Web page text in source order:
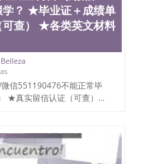
，且继续攀升中。纽
及博士学位。学校的
财务、教育、建筑工
音乐、生物学、统计
农业、环境污染控
、建筑设计、工商管
工程、土木工程、数
理学、戏剧、市场营
毕业证成绩单等相关
付定金； 4、预约递
？ ★毕业证＋成绩单
查） ★各类英文材料
信551190476不能正常毕
★真实留信认证（可查）...